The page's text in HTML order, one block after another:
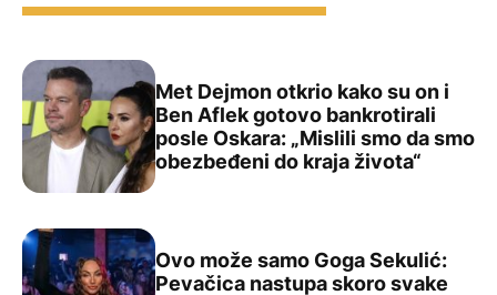
Met Dejmon otkrio kako su on i Ben Aflek gotovo
Met Dejmon otkrio kako su on i
Ben Aflek gotovo bankrotirali
posle Oskara: „Mislili smo da smo
obezbeđeni do kraja života“
Ovo može samo Goga Sekulić:
Pevačica nastupa skoro svake